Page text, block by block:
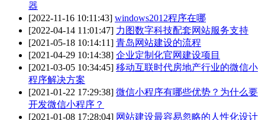
器
[2022-11-16 10:11:43] windows2012程序在哪
[2022-04-14 11:01:47] 力图数字科技配套网站服务支持
[2021-05-18 10:14:11] 青岛网站建设的流程
[2021-04-29 10:14:38] 企业定制化官网建设项目
[2021-03-05 10:34:45] 移动互联时代房地产行业的微信小
程序解决方案
[2021-01-22 17:29:38] 微信小程序有哪些优势？为什么要
开发微信小程序？
[2021-01-08 17:28:04] 网站建设最容易忽略的人性化设计